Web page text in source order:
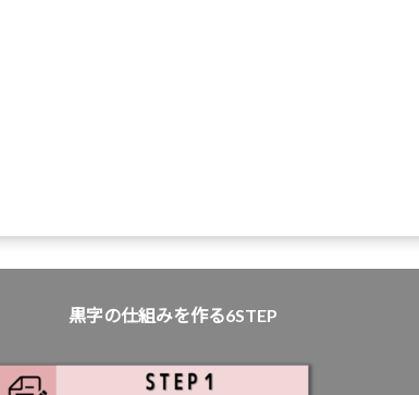
黒字の仕組みを作る6STEP